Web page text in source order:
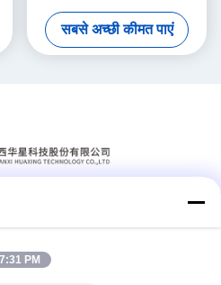
सबसे अच्छी कीमत पाएं
मीडिया
7:31 PM